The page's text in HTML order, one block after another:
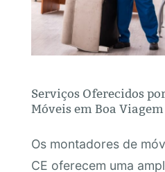
Serviços Oferecidos
Móveis em Boa Viagem
Os montadores de
CE oferecem uma